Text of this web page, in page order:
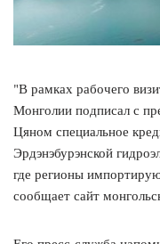
"В рамках рабочего
Монголии подписал с
Цяном специальное
Эрдэнэбурэнской
где регионы
сообщает сайт